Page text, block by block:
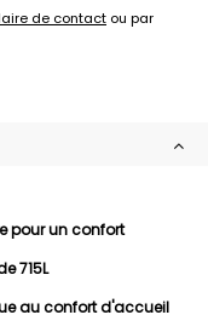
de contact ou par
pour un confort
715L
au confort d'accueil